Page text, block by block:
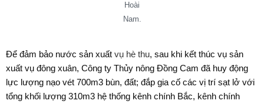
Hoài
Nam.
Để đảm bảo nước sản xuất vụ hè thu, sau khi kết thúc vụ sản
xuất vụ đông xuân, Công ty Thủy nông Đồng Cam đã huy động
lực lượng nạo vét 700m3 bùn, đất; đắp gia cố các vị trí sạt lở với
tổng khối lượng 310m3 hệ thống kênh chính Bắc, kênh chính